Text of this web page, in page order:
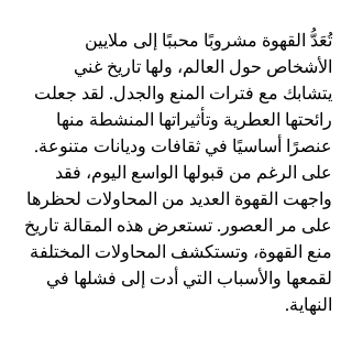
تُعَدُّ القهوة مشروبًا محببًا إلى ملايين
الأشخاص حول العالم، ولها تاريخ غني
يتشابك مع فترات المنع والجدل. لقد جعلت
رائحتها العطرية وتأثيراتها المنشطة منها
عنصرًا أساسيًا في ثقافات وديانات متنوعة.
على الرغم من قبولها الواسع اليوم، فقد
واجهت القهوة العديد من المحاولات لحظرها
على مر العصور. تستعرض هذه المقالة تاريخ
منع القهوة، وتستكشف المحاولات المختلفة
لقمعها والأسباب التي أدت إلى فشلها في
النهاية.